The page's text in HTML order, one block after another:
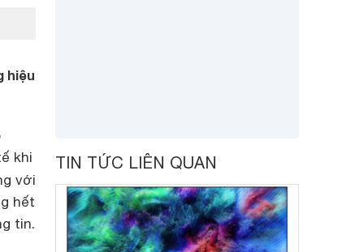
hiệu
khi
với
hết
tin.
TIN TỨC LIÊN QUAN